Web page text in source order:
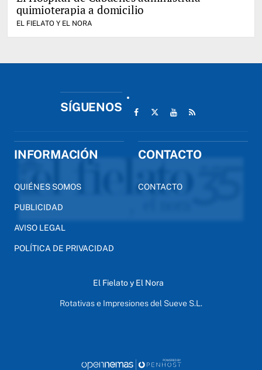
quimioterapia a domicilio
EL FIELATO Y EL NORA
SÍGUENOS
INFORMACIÓN
QUIÉNES SOMOS
PUBLICIDAD
AVISO LEGAL
POLÍTICA DE PRIVACIDAD
CONTACTO
CONTACTO
El Fielato y El Nora
Rotativas e Impresiones del Sueve S.L.